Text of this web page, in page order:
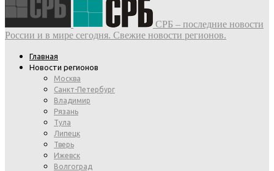
СРБ – последние новости
России и в мире сегодня. Свежие новости регионов.
Главная
Новости регионов
Москва
Санкт-Петербург
Владимир
Рязань
Тула
Липецк
Тверь
Ижевск
Волгоград